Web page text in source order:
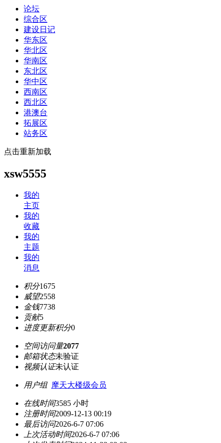
论坛
综合区
建设日记
华东区
华北区
华南区
东北区
华中区
西南区
西北区
港澳台
拓展区
站务区
点击重新加载
xsw5555
我的
主页
我的
收藏
我的
主题
我的
消息
积分1675
威望2558
金钱7738
贡献5
进度更新积分0
空间访问量2077
邮箱状态未验证
视频认证未认证
用户组 摩天大楼级会员
在线时间3585 小时
注册时间2009-12-13 00:19
最后访问2026-6-7 07:06
上次活动时间2026-6-7 07:06